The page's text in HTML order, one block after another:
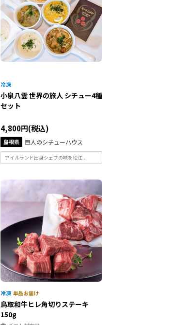
小泉八雲 世界の旅人 シチュー4種
セット
4,800円(税込)
島根県 巨人のシチューハウス
アイルランド出身シェフの味を松江...
鳥取和牛ヒレ角切りステーキ
150g